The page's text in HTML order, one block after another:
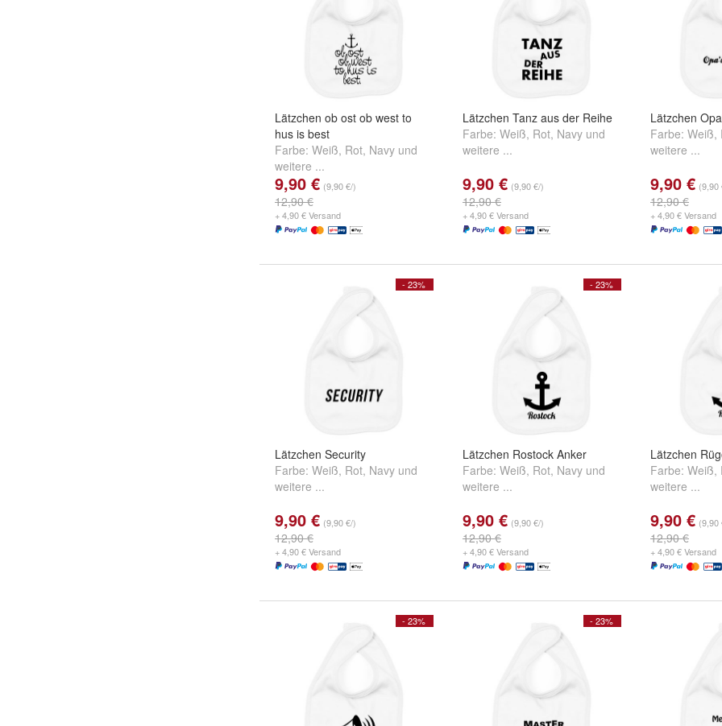
Lätzchen ob ost ob west to
hus is best
Farbe: Weiß, Rot, Navy und
weitere ...
9,90 € (9,90 €/)
12,90 €
+ 4,90 € Versand
Lätzchen Tanz aus der Reihe
Farbe: Weiß, Rot, Navy und
weitere ...
9,90 € (9,90 €/)
12,90 €
+ 4,90 € Versand
Lätzchen
Farbe: Weiß,
weitere ...
9,90 € (9,90
12,90 €
+ 4,90 € Versand
- 23%
Lätzchen Security
Farbe: Weiß, Rot, Navy und
weitere ...
9,90 € (9,90 €/)
12,90 €
+ 4,90 € Versand
- 23%
Lätzchen Rostock Anker
Farbe: Weiß, Rot, Navy und
weitere ...
9,90 € (9,90 €/)
12,90 €
+ 4,90 € Versand
Lätzchen
Farbe: Weiß,
weitere ...
9,90 € (9,90
12,90 €
+ 4,90 € Versand
- 23% - 23%